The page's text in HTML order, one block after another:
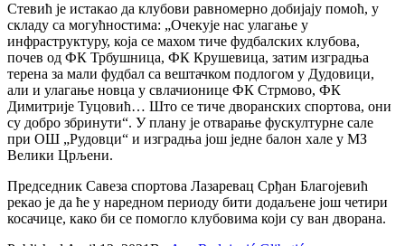
Стевић је истакао да клубови равномерно добијају помоћ, у
складу са могућностима: „Очекује нас улагање у
инфраструктуру, која се махом тиче фудбалских клубова,
почев од ФК Трбушница, ФК Крушевица, затим изградња
терена за мали фудбал са вештачком подлогом у Дудовици,
али и улагање новца у свлачионице ФК Стрмово, ФК
Димитрије Туцовић… Што се тиче дворанских спортова, они
су добро збринути“. У плану је отварање фускултурне сале
при ОШ „Рудовци“ и изградња још једне балон хале у МЗ
Велики Црљени.
Председник Савеза спортова Лазаревац Срђан Благојевић
рекао је да ће у наредном периоду бити додаљене још четири
косачице, како би се помогло клубовима који су ван дворана.